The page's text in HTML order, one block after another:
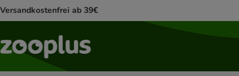
Versandkostenfrei ab 39€